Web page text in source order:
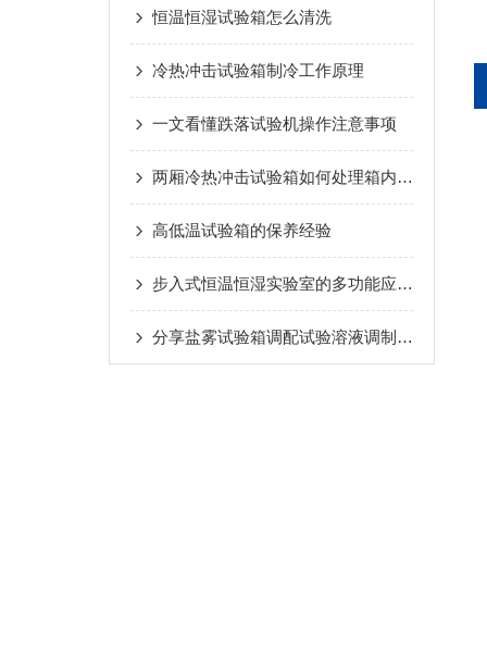
恒温恒湿试验箱怎么清洗
冷热冲击试验箱制冷工作原理
一文看懂跌落试验机操作注意事项
两厢冷热冲击试验箱如何处理箱内结霜的问题
高低温试验箱的保养经验
步入式恒温恒湿实验室的多功能应用与挑战
分享盐雾试验箱调配试验溶液调制方法